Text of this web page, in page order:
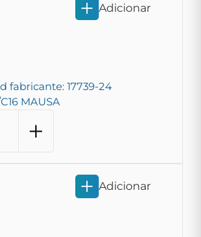
fabricante: 17739-24
MAUSA
Adicionar
Adicionar